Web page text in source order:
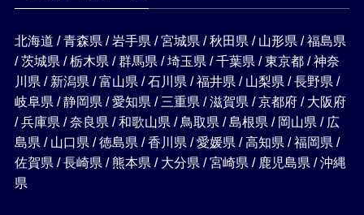
北海道 / 青森県 / 岩手県 / 宮城県 / 秋田県 / 山形県 / 福島県
/ 茨城県 / 栃木県 / 群馬県 / 埼玉県 / 千葉県 / 東京都 / 神奈
川県 / 新潟県 / 富山県 / 石川県 / 福井県 / 山梨県 / 長野県 /
岐阜県 / 静岡県 / 愛知県 / 三重県 / 滋賀県 / 京都府 / 大阪府
/ 兵庫県 / 奈良県 / 和歌山県 / 鳥取県 / 島根県 / 岡山県 / 広
島県 / 山口県 / 徳島県 / 香川県 / 愛媛県 / 高知県 / 福岡県 /
佐賀県 / 長崎県 / 熊本県 / 大分県 / 宮崎県 / 鹿児島県 / 沖縄
県